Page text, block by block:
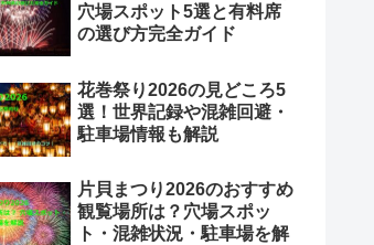
穴場スポット5選と有料席
の選び方完全ガイド
花巻祭り2026の見どころ5
選！世界記録や混雑回避・
駐車場情報も解説
片貝まつり2026のおすすめ
観覧場所は？穴場スポッ
ト・混雑状況・駐車場を解